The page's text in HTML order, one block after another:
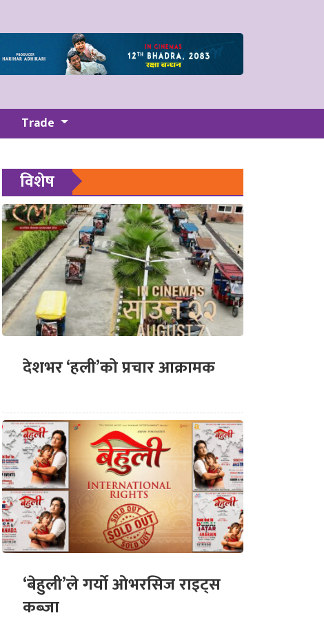
Trade
विशेष
देशभर ‘हली’को प्रचार आक्रामक
‘बेहुली’ले गर्यो ओभरसिज राइट्स
कब्जा